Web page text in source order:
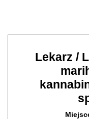
Lekarz /